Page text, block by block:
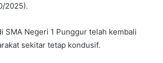
2025).
SMA Negeri 1 Punggur telah kembali
sekitar tetap kondusif.